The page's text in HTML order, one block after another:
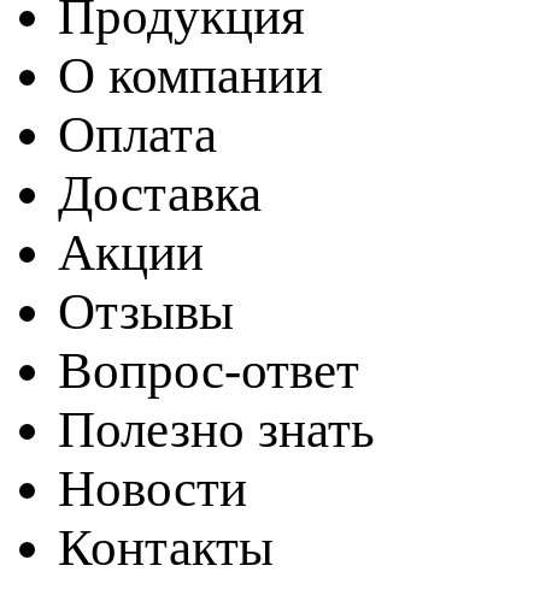
Продукция
О компании
Оплата
Доставка
Акции
Отзывы
Вопрос-ответ
Полезно знать
Новости
Контакты